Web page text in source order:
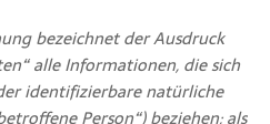
bezeichnet der Ausdruck
alle Informationen, die sich
identifizierbare natürliche
Person“) beziehen; als